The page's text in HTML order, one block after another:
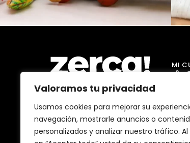
Valoramos tu privacidad
Usamos cookies para mejorar su
navegación, mostrarle anuncios o
personalizados y analizar nuestro tráfico.
Comercios, productores y
distribuidores locales. Pagan
impuestos aquí, y dinamizan
economía y empleo en tu
comunidad.
MI